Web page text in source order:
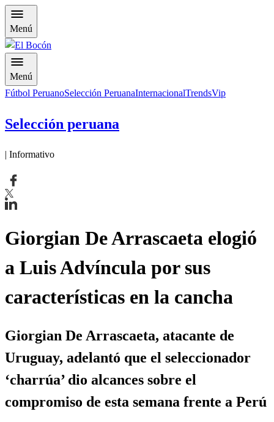
Menú
Menú
Fútbol PeruanoSelección PeruanaInternacionalTrendsVip
Selección peruana
| Informativo
Giorgian De Arrascaeta elogió
a Luis Advíncula por sus
características en la cancha
Giorgian De Arrascaeta, atacante de
Uruguay, adelantó que el seleccionador
‘charrúa’ dio alcances sobre el
compromiso de esta semana frente a Perú